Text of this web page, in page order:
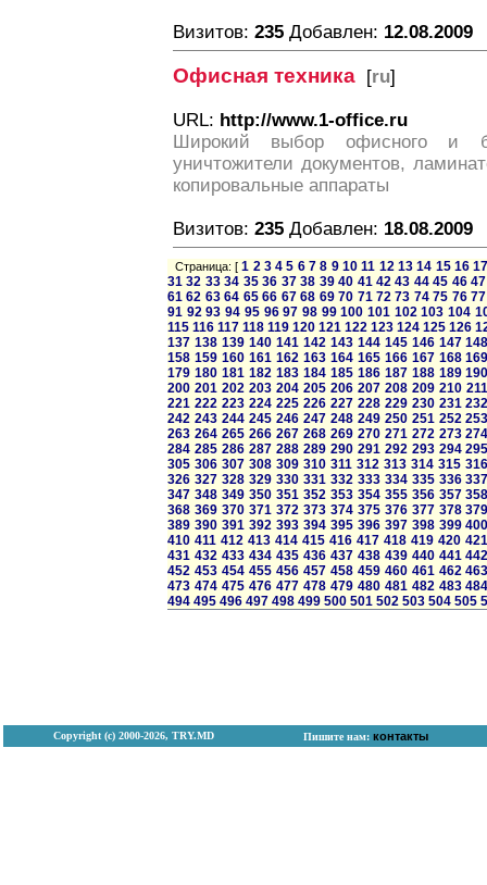
Визитов: 235 Добавлен: 12.08.2009
Офисная техника [ru]
URL: http://www.1-office.ru
Широкий выбор офисного и
уничтожители документов,
копировальные аппараты
Визитов: 235 Добавлен: 18.08.2009
Страница: [1 2 3 4 5 6 7 8 9 10 11 12 13 14 15 16
31 32 33 34 35 36 37 38 39 40 41 42 43 44 45 46 47
61 62 63 64 65 66 67 68 69 70 71 72 73 74 75 76 77
91 92 93 94 95 96 97 98 99 100 101 102 103 104
115 116 117 118 119 120 121 122 123 124 125 126
137 138 139 140 141 142 143 144 145 146 147
158 159 160 161 162 163 164 165 166 167 168
179 180 181 182 183 184 185 186 187 188 189
200 201 202 203 204 205 206 207 208 209 210 211
221 222 223 224 225 226 227 228 229 230 231
242 243 244 245 246 247 248 249 250 251 252
263 264 265 266 267 268 269 270 271 272 273
284 285 286 287 288 289 290 291 292 293 294
305 306 307 308 309 310 311 312 313 314 315 316
326 327 328 329 330 331 332 333 334 335 336
347 348 349 350 351 352 353 354 355 356 357
368 369 370 371 372 373 374 375 376 377 378
389 390 391 392 393 394 395 396 397 398 399
410 411 412 413 414 415 416 417 418 419 420 421
431 432 433 434 435 436 437 438 439 440 441
452 453 454 455 456 457 458 459 460 461 462
473 474 475 476 477 478 479 480 481 482 483
494 495 496 497 498 499 500 501 502 503 504 505
Copyright (с) 2000-2026, TRY.MD Пишите нам: контакты